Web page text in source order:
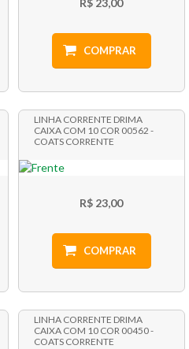
COMPRAR
LINHA CORRENTE DRIMA
CAIXA COM 10 COR 00562 -
COATS CORRENTE
R$ 23,00
COMPRAR
LINHA CORRENTE DRIMA
CAIXA COM 10 COR 00450 -
COATS CORRENTE